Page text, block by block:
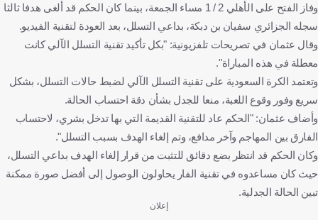
وفاز الفتح على الأهلي 2 / 1 مساء الجمعة، بينما كان الحكم قد ألغى هدفا ثالثا
سجله الجزائري سفيان بن دبكة، بداعي التسلل، بعد العودة لتقنية الفيديو.
وقال عثمان في تصريحات تلفزيونية: "بكل تأكيد تقنية التسلل الآلي كانت
معطلة في هذه المباراة".
وتعتمد الكرة السعودية على تقنية التسلل الآلي لضبط حالات التسلل، بشكل
سريع وفور وقوع اللعبة، منعا للجدل بشأن دقة احتساب الحالة.
وأضاف عثمان: "الحكم عاد للتقنية القديمة التي بها تدخل بشري، لاحتساب
الفارق بين المهاجم وآخر مدافع، وتم إلغاء الهدف بسبب التسلل".
وكان الحكم قد انتظر بضع دقائق للتثبت من قرار إلغاء الهدف بداعي التسلل،
حيث كان مساعدوه في تقنية الفار يحاولون الوصول إلى أفضل صورة ممكنة
تبين الحالة الجدلية.
إعلان